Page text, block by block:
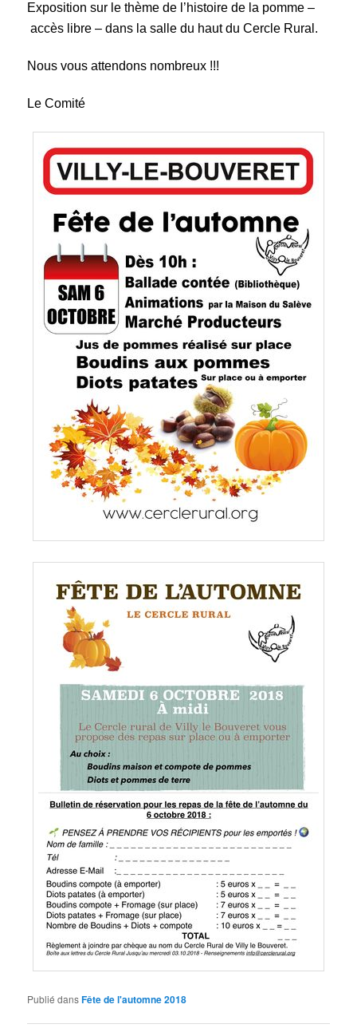
Exposition sur le thème de l’histoire de la pomme –
accès libre – dans la salle du haut du Cercle Rural.
Nous vous attendons nombreux !!!
Le Comité
Publié dansFête de l'automne 2018